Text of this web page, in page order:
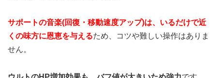
サポートの音楽(回復・移動速度アップ)は、いるだけで近
くの味方に恩恵を与えるため、コツや難しい操作はありま
せん。